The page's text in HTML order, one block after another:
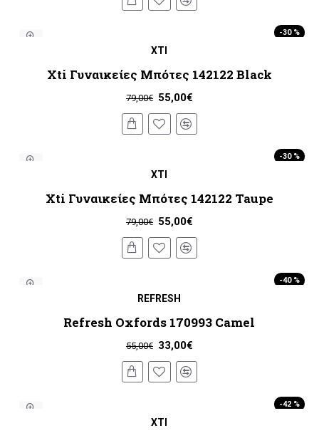
-30 %
XTI
Xti Γυναικείες Μπότες 142122 Black
55,00€
79,00€
-30 %
XTI
Xti Γυναικείες Μπότες 142122 Taupe
55,00€
79,00€
-40 %
REFRESH
Refresh Oxfords 170993 Camel
33,00€
55,00€
-42 %
XTI